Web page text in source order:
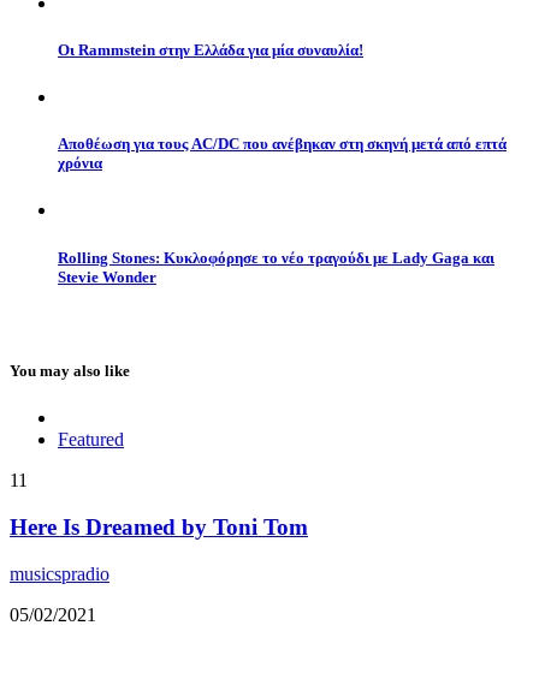
Οι Rammstein στην Ελλάδα για μία συναυλία!
Αποθέωση για τους AC/DC που ανέβηκαν στη σκηνή μετά από επτά
χρόνια
Rolling Stones: Κυκλοφόρησε το νέο τραγούδι με Lady Gaga και
Stevie Wonder
You may also like
Featured
11
Here Is Dreamed by Toni Tom
musicspradio
05/02/2021